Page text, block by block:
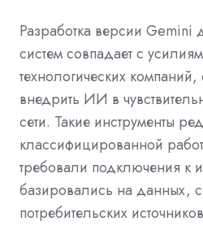
Разработка версии Gemini
систем совпадает с
технологических
внедрить ИИ в
сети. Такие инструменты
классифицированной
требовали подключения к
базировались на данных,
потребительских